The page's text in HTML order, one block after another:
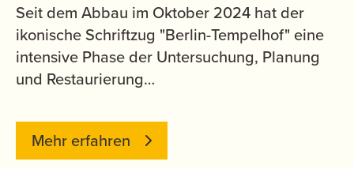
Seit dem Abbau im Oktober 2024 hat der
ikonische Schriftzug "Berlin-Tempelhof" eine
intensive Phase der Untersuchung, Planung
und Restaurierung…
Mehr erfahren